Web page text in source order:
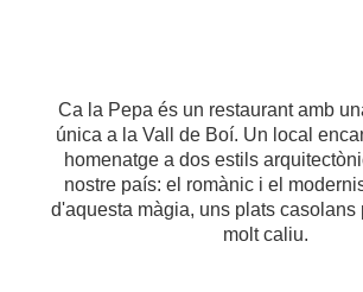
Ca la Pepa és un restaurant amb
única a la Vall de Boí. Un local
homenatge a dos estils
nostre país: el romànic i el
d'aquesta màgia, uns plats casolans
molt caliu.